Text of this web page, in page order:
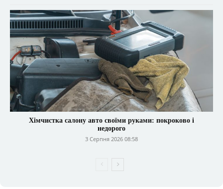
Хімчистка салону авто своїми руками: покроково і
недорого
3 Серпня 2026 08:58